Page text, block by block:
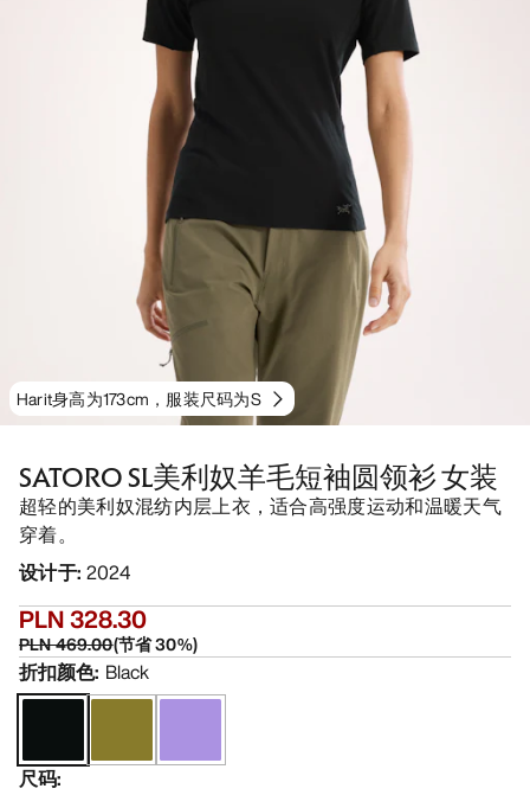
Harit身高为173cm，服装尺码为S
SATORO SL美利奴羊毛短袖圆领衫 女装
超轻的美利奴混纺内层上衣，适合高强度运动和温暖天气
穿着。
设计于: 2024
PLN 328.30
PLN 469.00(节省30%)
折扣颜色: Black
尺码: